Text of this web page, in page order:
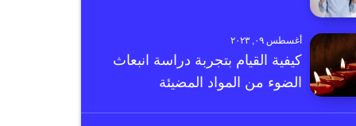
أغسطس ٠٩, ٢٠٢٣
كيفية القيام بتجربة دراسة انبعاث
الضوء من المواد المضيئة